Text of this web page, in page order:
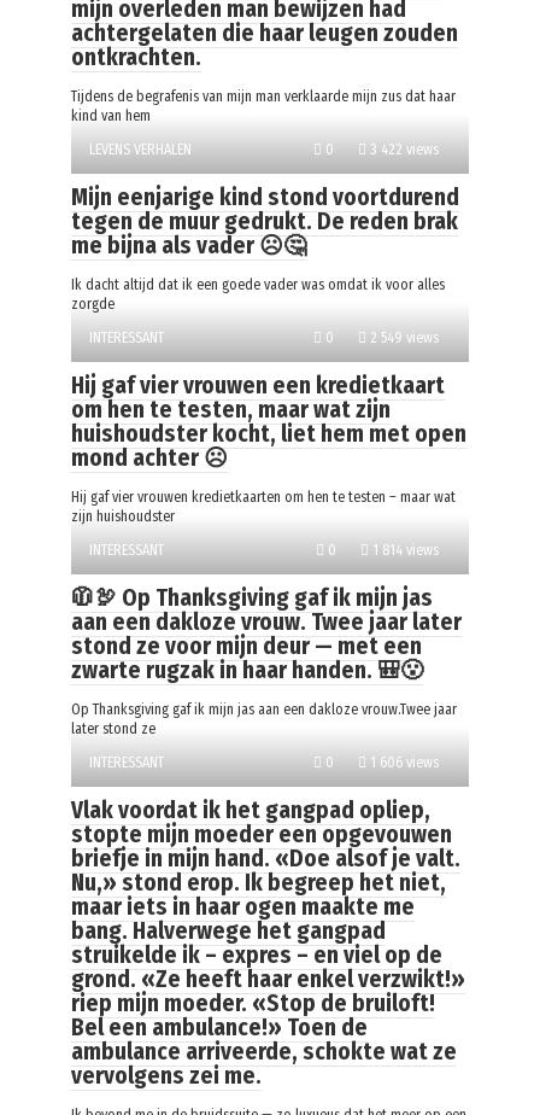
mijn overleden man bewijzen had
achtergelaten die haar leugen zouden
ontkrachten.
Tijdens de begrafenis van mijn man verklaarde mijn zus dat haar
kind van hem
LEVENS VERHALEN
0 3 422 views
Mijn eenjarige kind stond voortdurend
tegen de muur gedrukt. De reden brak
me bijna als vader ☹️🤔
Ik dacht altijd dat ik een goede vader was omdat ik voor alles
zorgde
INTERESSANT
0 2 549 views
Hij gaf vier vrouwen een kredietkaart
om hen te testen, maar wat zijn
huishoudster kocht, liet hem met open
mond achter ☹️
Hij gaf vier vrouwen kredietkaarten om hen te testen – maar wat
zijn huishoudster
INTERESSANT
0 1 814 views
🧥🦃 Op Thanksgiving gaf ik mijn jas
aan een dakloze vrouw. Twee jaar later
stond ze voor mijn deur — met een
zwarte rugzak in haar handen. 🎒😮
Op Thanksgiving gaf ik mijn jas aan een dakloze vrouw.Twee jaar
later stond ze
INTERESSANT
0 1 606 views
Vlak voordat ik het gangpad opliep,
stopte mijn moeder een opgevouwen
briefje in mijn hand. «Doe alsof je valt.
Nu,» stond erop. Ik begreep het niet,
maar iets in haar ogen maakte me
bang. Halverwege het gangpad
struikelde ik – expres – en viel op de
grond. «Ze heeft haar enkel verzwikt!»
riep mijn moeder. «Stop de bruiloft!
Bel een ambulance!» Toen de
ambulance arriveerde, schokte wat ze
vervolgens zei me.